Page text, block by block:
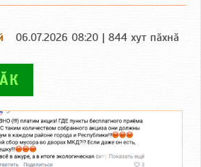
06.07.2026 08:20 | 844 хут пӑхнӑ